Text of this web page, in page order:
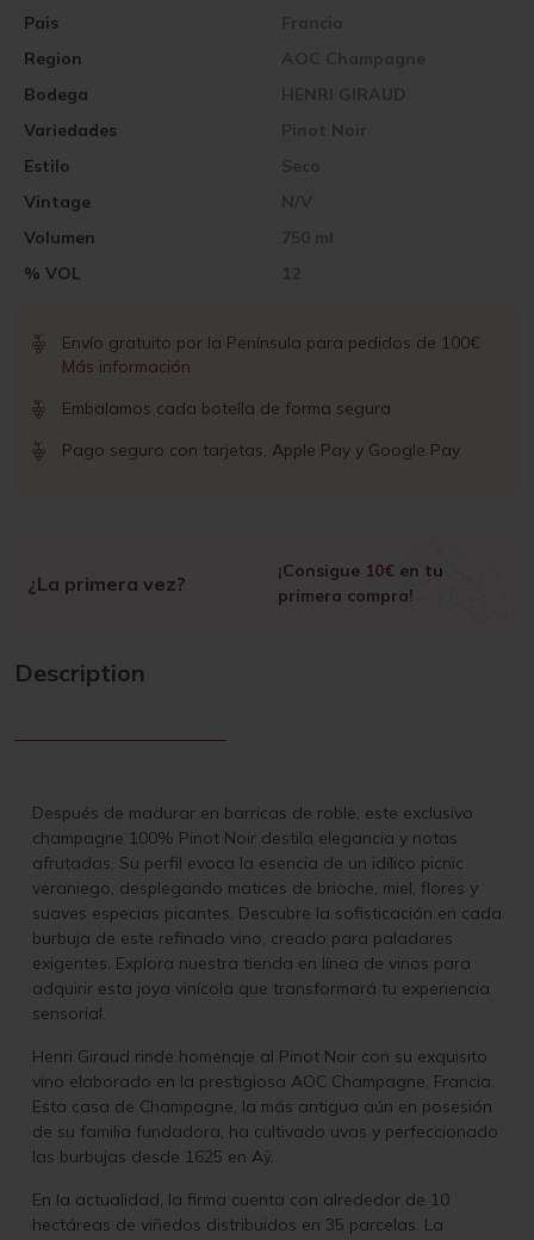
Pais Francia
Vintage N/V
Region AOC Champagne
Volumen 750 ml
Bodega HENRI GIRAUD
% VOL 12
Variedades Pinot Noir
Estilo Seco
Envío gratuito por la Península para pedidos de 100€
Más información
Embalamos cada botella de forma segura
Pago seguro con tarjetas, Apple Pay y Google Pay
¿La primera vez?
¡Consigue 10€ en tu
primera compra!
Description
Después de madurar en barricas de roble, este exclusivo
champagne 100% Pinot Noir destila elegancia y notas
afrutadas. Su perfil evoca la esencia de un idílico picnic
veraniego, desplegando matices de brioche, miel, flores y
suaves especias picantes. Descubre la sofisticación en cada
burbuja de este refinado vino, creado para paladares
exigentes. Explora nuestra tienda en línea de vinos para
adquirir esta joya vinícola que transformará tu experiencia
sensorial.
Henri Giraud rinde homenaje al Pinot Noir con su exquisito
vino elaborado en la prestigiosa AOC Champagne, Francia.
Esta casa de Champagne, la más antigua aún en posesión
de su familia fundadora, ha cultivado uvas y perfeccionado
las burbujas desde 1625 en Aÿ.
En la actualidad, la firma cuenta con alrededor de 10
hectáreas de viñedos distribuidos en 35 parcelas. La